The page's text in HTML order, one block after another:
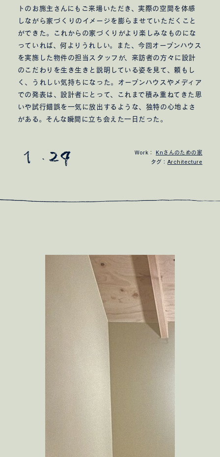
トのお施主さんにもご来場いただき、実際の空間を体感
しながら家づくりのイメージを膨らませていただくこと
ができた。これからの家づくりがより楽しみなものにな
っていれば、何よりうれしい。また、今回オープンハウス
を実施した物件の担当スタッフが、来訪者の方々に設計
のこだわりを生き生きと説明している姿を見て、頼もし
く、うれしい気持ちになった。オープンハウスやメディア
での発表は、設計者にとって、これまで積み重ねてきた思
いや試行錯誤を一気に放出するような、独特の心地よさ
がある。そんな瞬間に立ち会えた一日だった。
Work：
Knさんのための家
タグ： Architecture